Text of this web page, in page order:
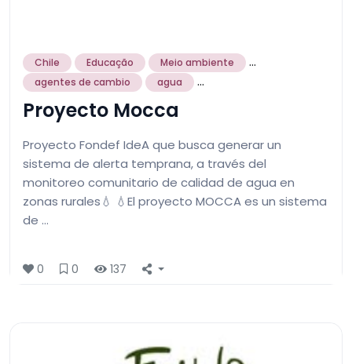
Chile Educação Meio ambiente ...
agentes de cambio agua ...
Proyecto Mocca
Proyecto Fondef IdeA que busca generar un
sistema de alerta temprana, a través del
monitoreo comunitario de calidad de agua en
zonas rurales💧 💧El proyecto MOCCA es un sistema
de …
0 0 137